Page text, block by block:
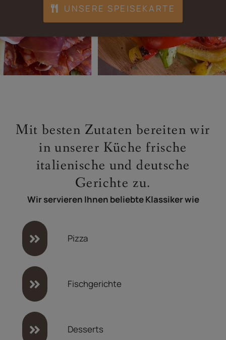
UNSERE SPEISEKARTE
Mit besten Zutaten bereiten wir
in unserer Küche frische
italienische und deutsche
Gerichte zu.
Wir servieren Ihnen beliebte Klassiker wie
Pizza
Fischgerichte
Desserts